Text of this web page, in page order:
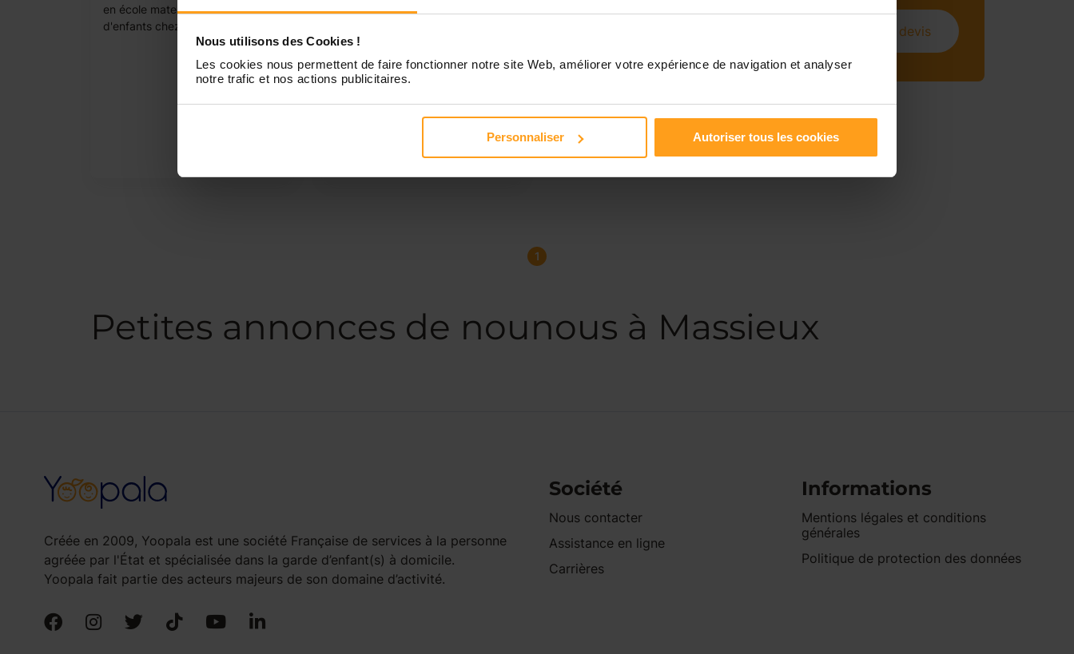
Nous utilisons des Cookies !
Les cookies nous permettent de faire fonctionner notre site Web, améliorer votre expérience de navigation et analyser
notre trafic et nos actions publicitaires.
Personnaliser Autoriser tous les cookies
en école maternelle et en garde
d'enfants chez les particulier
assistante de vies aux familles .
agence kangourou kids je suis
nounou a domicile , j ai
pratiquement toujours travailler
auprès d enfants si vous avez
Obtenir un devis
1
Petites annonces de nounous à Massieux
Créée en 2009, Yoopala est une société Française de services à la personne
agréée par l'État et spécialisée dans la garde d’enfant(s) à domicile.
Yoopala fait partie des acteurs majeurs de son domaine d’activité.
Société
Nous contacter
Assistance en ligne
Carrières
Informations
Mentions légales et conditions
générales
Politique de protection des données